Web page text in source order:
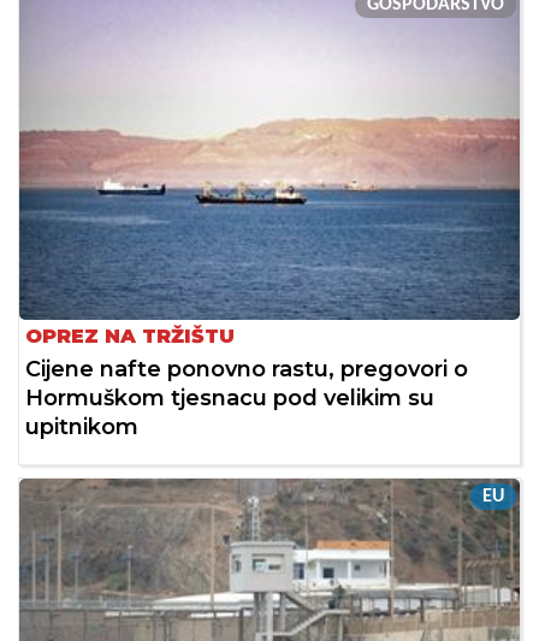
GOSPODARSTVO
OPREZ NA TRŽIŠTU
Cijene nafte ponovno rastu, pregovori o
Hormuškom tjesnacu pod velikim su
upitnikom
EU